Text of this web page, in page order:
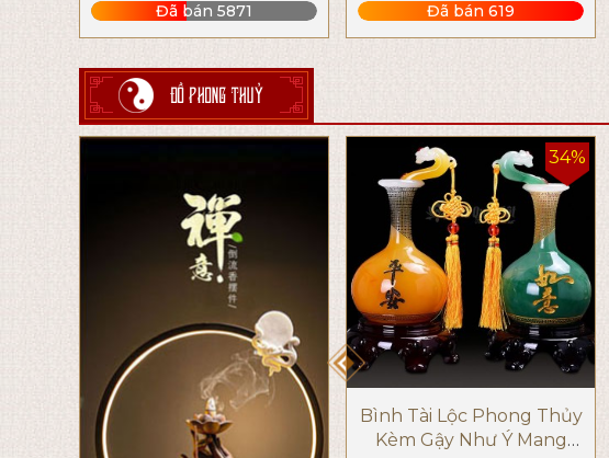
Đã bán 5871 Đã bán 619
ĐỒ PHONG THUỶ
34%
Bình Tài Lộc Phong Thủy
Kèm Gậy Như Ý Mang